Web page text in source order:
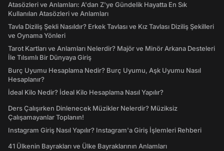
Atasözleri ve Anlamları: A'dan Z'ye Gündelik Hayatta En Sık
Kullanılan Atasözleri ve Anlamları
Tavla Diziliş Şekli Nasıldır? Erkek Tavlası ve Kız Tavlası Diziliş Şekilleri
ve Oynama Yönleri
Tarot Kartları ve Anlamları Nelerdir? Majör ve Minör Arkana Desteleri
İle Tılsımlı Bir Dünyaya Giriş
Burç Uyumu Hesaplama Nedir? Burç Uyumu, Aşk Uyumu Nasıl
Hesaplanır?
İdeal Kilo Nedir? İdeal Kilo Hesaplama Nasıl Yapılır?
Ders Çalışırken Dinlenecek Müzikler Nelerdir? Müziksiz
Çalışamayanlar Toplanın!
Instagram Giriş Nasıl Yapılır? Instagram'a Giriş İşlemleri Rehberi
41 Ülkenin Bayrakları ve Ülke Bayraklarının Anlamları